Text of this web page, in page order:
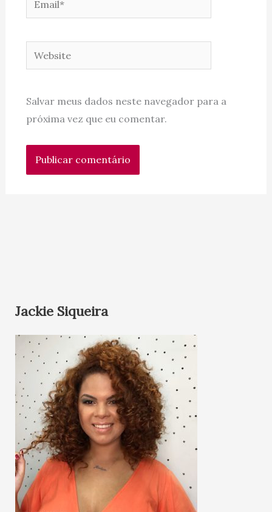
Website
Salvar meus dados neste navegador para a
próxima vez que eu comentar.
Jackie Siqueira